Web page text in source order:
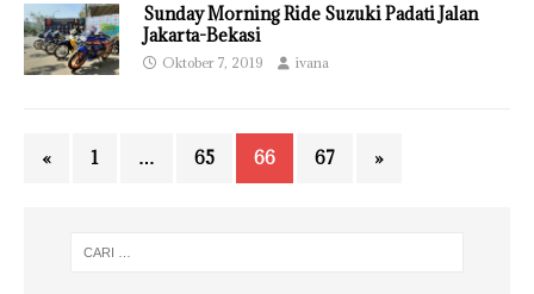
Sunday Morning Ride Suzuki Padati Jalan
Jakarta-Bekasi
Oktober 7, 2019 ivana
« 1 … 65 66 67 »